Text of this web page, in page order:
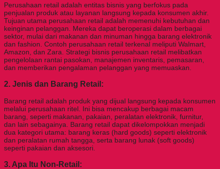
Perusahaan retail adalah entitas bisnis yang berfokus pada
penjualan produk atau layanan langsung kepada konsumen akhir.
Tujuan utama perusahaan retail adalah memenuhi kebutuhan dan
keinginan pelanggan. Mereka dapat beroperasi dalam berbagai
sektor, mulai dari makanan dan minuman hingga barang elektronik
dan fashion. Contoh perusahaan retail terkenal meliputi Walmart,
Amazon, dan Zara. Strategi bisnis perusahaan retail melibatkan
pengelolaan rantai pasokan, manajemen inventaris, pemasaran,
dan memberikan pengalaman pelanggan yang memuaskan.
2. Jenis dan Barang Retail:
Barang retail adalah produk yang dijual langsung kepada konsumen
melalui perusahaan ritel. Ini bisa mencakup berbagai macam
barang, seperti makanan, pakaian, peralatan elektronik, furnitur,
dan lain sebagainya. Barang retail dapat dikelompokkan menjadi
dua kategori utama: barang keras (hard goods) seperti elektronik
dan peralatan rumah tangga, serta barang lunak (soft goods)
seperti pakaian dan aksesori.
3. Apa Itu Non-Retail: